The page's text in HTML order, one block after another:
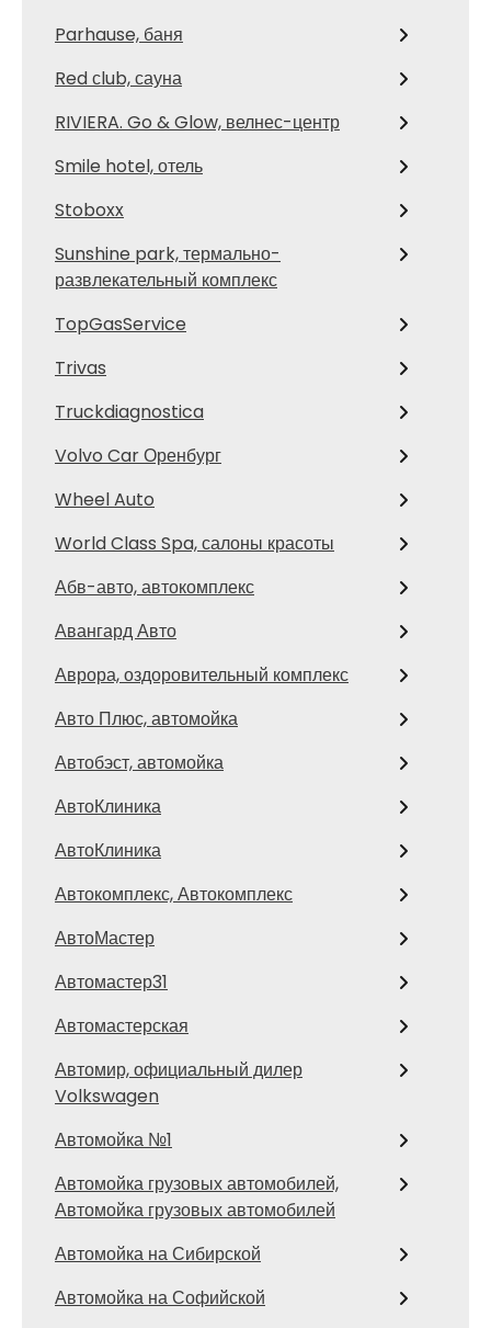
Parhause, баня
Red сlub, сауна
RIVIERA. Go & Glow, велнес-центр
Smile hotel, отель
Stoboxx
Sunshine park, термально-
развлекательный комплекс
TopGasService
Trivas
Truckdiagnostica
Volvo Car Оренбург
Wheel Auto
World Class Spa, салоны красоты
Абв-авто, автокомплекс
Авангард Авто
Аврора, оздоровительный комплекс
Авто Плюс, автомойка
Автобэст, автомойка
АвтоКлиника
АвтоКлиника
Автокомплекс, Автокомплекс
АвтоМастер
Автомастер31
Автомастерская
Автомир, официальный дилер
Volkswagen
Автомойка №1
Автомойка грузовых автомобилей,
Автомойка грузовых автомобилей
Автомойка на Сибирской
Автомойка на Софийской